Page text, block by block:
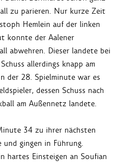
zu parieren. Nur kurze Zeit
Hemlein auf der linken
konnte der Aalener
abwehren. Dieser landete bei
allerdings knapp am
der 28. Spielminute war es
dessen Schuss nach
am Außennetz landete.
34 zu ihrer nächsten
und gingen in Führung.
hartes Einsteigen an Soufian